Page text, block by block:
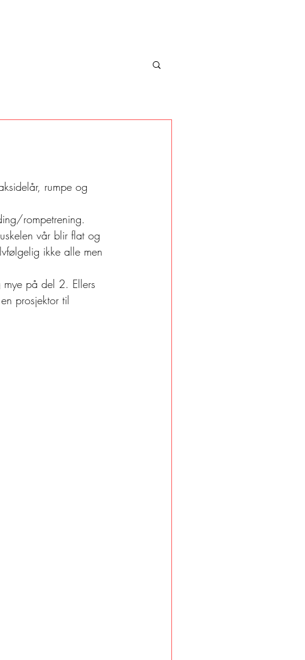
rumpe og
rompetrening.
vår blir flat og
ikke alle men
på del 2. Ellers
prosjektor til